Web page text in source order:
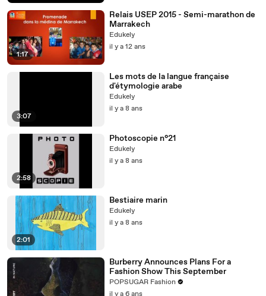
1:17
Relais USEP 2015 - Semi-marathon de
Marrakech
Edukely
il y a 12 ans
3:07
Les mots de la langue française
d'étymologie arabe
Edukely
il y a 8 ans
2:58
Photoscopie n°21
Edukely
il y a 8 ans
2:01
Bestiaire marin
Edukely
il y a 8 ans
Burberry Announces Plans For a
Fashion Show This September
POPSUGAR Fashion